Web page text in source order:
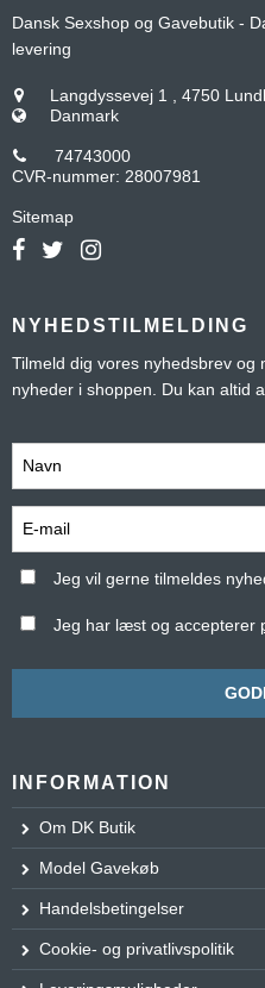
Dansk Sexshop og Gavebutik -
levering
Langdyssevej 1 , 4750
Danmark
74743000
CVR-nummer: 28007981
Sitemap
NYHEDSTILMELDING
Tilmeld dig vores nyhedsbrev og
nyheder i shoppen. Du kan altid
Jeg vil gerne tilmeldes
Jeg har læst og accepterer
INFORMATION
Om DK Butik
Model Gavekøb
Handelsbetingelser
Cookie- og privatlivspolitik